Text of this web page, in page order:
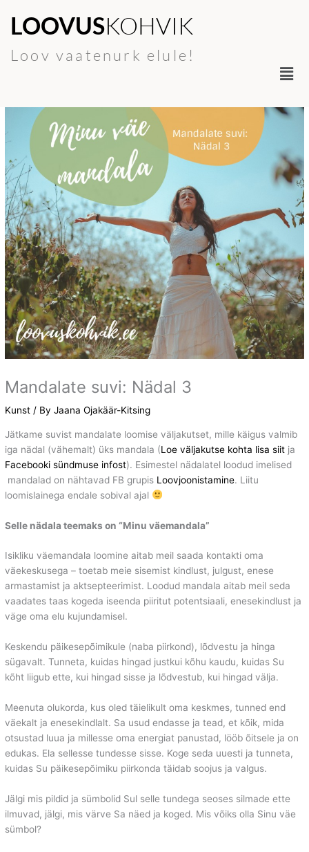
content
LOOVUSKOHVIK
Loov vaatenurk elule!
Mandalate suvi: Nädal 3
Kunst / ByJaana Ojakäär-Kitsing
Jätkame suvist mandalate loomise väljakutset, mille käigus valmib
iga nädal (vähemalt) üks mandala (Loe väljakutse kohta lisa siit ja
Facebooki sündmuse infost). Esimestel nädalatel loodud imelised
mandalad on nähtavad FB grupis Loovjoonistamine. Liitu
loomislainega endale sobival ajal
Selle nädala teemaks on “Minu väemandala”
Isikliku väemandala loomine aitab meil saada kontakti oma
väekeskusega – toetab meie sisemist kindlust, julgust, enese
armastamist ja aktsepteerimist. Loodud mandala aitab meil seda
vaadates taas kogeda iseenda piiritut potentsiaali, enesekindlust ja
väge oma elu kujundamisel.
Keskendu päikesepõimikule (naba piirkond), lõdvestu ja hinga
sügavalt. Tunneta, kuidas hingad justkui kõhu kaudu, kuidas Su
kõht liigub ette, kui hingad sisse ja lõdvestub, kui hingad välja.
Meenuta olukorda, kus oled täielikult oma keskmes, tunned end
väekalt ja enesekindlalt. Sa usud endasse ja tead, et kõik, mida
otsustad luua ja millesse oma energiat panustad, lööb õitsele ja on
edukas. Ela sellesse tundesse sisse. Koge seda uuesti ja tunneta,
kuidas Su päikesepõimiku piirkonda täidab soojus ja valgus.
Jälgi mis pildid ja sümbolid Sul selle tundega seoses silmade ette
ilmuvad, jälgi, mis värve Sa näed ja koged. Mis võiks olla Sinu väe
sümbol?